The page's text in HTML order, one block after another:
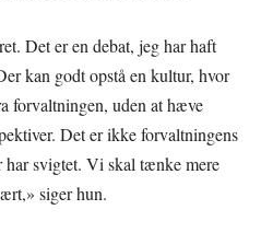
Det er en debat, jeg har haft
kan godt opstå en kultur, hvor
forvaltningen, uden at hæve
Det er ikke forvaltningens
har svigtet. Vi skal tænke mere
siger hun.